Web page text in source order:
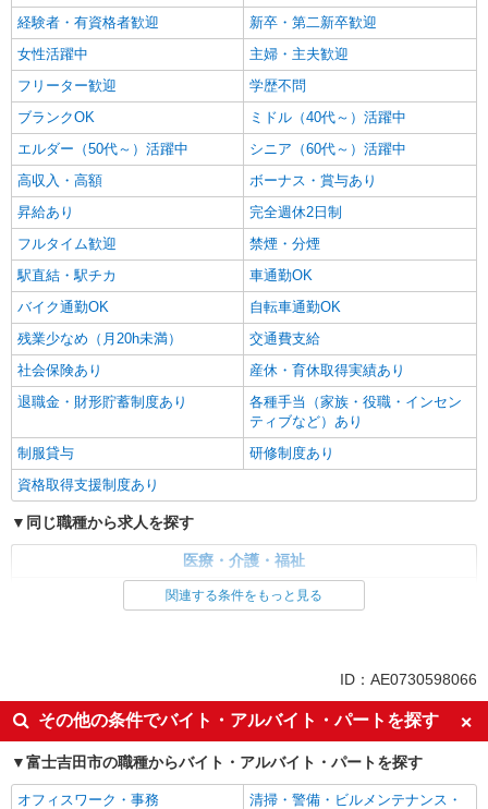
経験者・有資格者歓迎
新卒・第二新卒歓迎
女性活躍中
主婦・主夫歓迎
フリーター歓迎
学歴不問
ブランクOK
ミドル（40代～）活躍中
エルダー（50代～）活躍中
シニア（60代～）活躍中
高収入・高額
ボーナス・賞与あり
昇給あり
完全週休2日制
フルタイム歓迎
禁煙・分煙
駅直結・駅チカ
車通勤OK
バイク通勤OK
自転車通勤OK
残業少なめ（月20h未満）
交通費支給
社会保険あり
産休・育休取得実績あり
退職金・財形貯蓄制度あり
各種手当（家族・役職・インセン
ティブなど）あり
制服貸与
研修制度あり
資格取得支援制度あり
同じ職種から求人を探す
医療・介護・福祉
看護師・保健師・看護助手・助産師
ボーナス・賞与あり
車通勤OK
交通費支給
社会保険あり
産休・育休取得実績あり
関連する条件をもっと見る
ID：AE0730598066
その他の条件でバイト・アルバイト・パートを探す
富士吉田市の職種からバイト・アルバイト・パートを探す
オフィスワーク・事務
清掃・警備・ビルメンテナンス・